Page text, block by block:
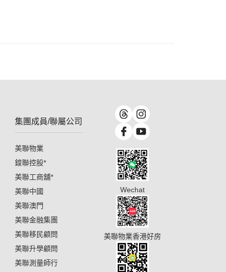
集團成員/聯屬公司
美聯物業
鋑聯控股*
美聯工商舖*
美聯中國
美聯澳門
美聯金融集團
美聯移民顧問
美聯升學顧問
美聯測量師行
Wechat
美聯物業香港好房